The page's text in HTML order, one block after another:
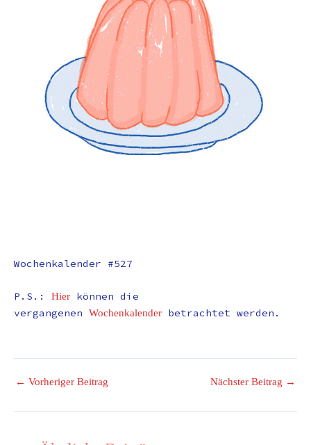
Wochenkalender #527
P.S.: Hier können die
vergangenen Wochenkalender betrachtet werden.
← Vorheriger Beitrag Nächster Beitrag →